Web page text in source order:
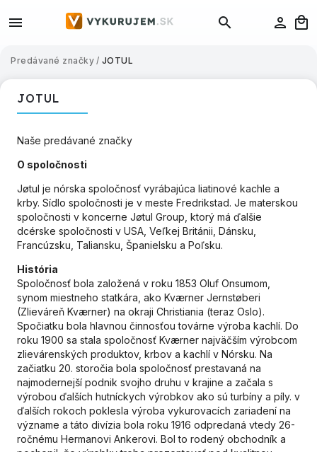
Predávané značky / JOTUL
JOTUL
Naše predávané značky
O spoločnosti
Jøtul je nórska spoločnosť vyrábajúca liatinové kachle a
krby. Sídlo spoločnosti je v meste Fredrikstad. Je materskou
spoločnosti v koncerne Jøtul Group, ktorý má ďalšie
dcérske spoločnosti v USA, Veľkej Británii, Dánsku,
Francúzsku, Taliansku, Španielsku a Poľsku.
História
Spoločnosť bola založená v roku 1853 Oluf Onsumom,
synom miestneho statkára, ako Kværner Jernstøberi
(Zlieváreň Kværner) na okraji Christiania (teraz Oslo).
Spočiatku bola hlavnou činnosťou továrne výroba kachlí. Do
roku 1900 sa stala spoločnosť Kværner najväčším výrobcom
zlievárenských produktov, krbov a kachlí v Nórsku. Na
začiatku 20. storočia bola spoločnosť prestavaná na
najmodernejší podnik svojho druhu v krajine a začala s
výrobou ďalších hutníckych výrobkov ako sú turbíny a píly. v
ďalších rokoch poklesla výroba vykurovacích zariadení na
význame a táto divízia bola roku 1916 odpredaná vtedy 26-
ročnému Hermanovi Ankerovi. Bol to rodený obchodník a